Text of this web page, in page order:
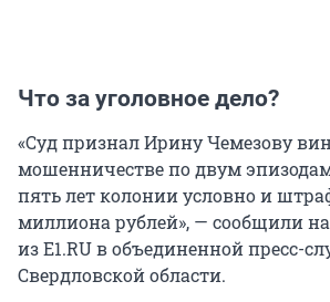
Что за уголовное дело?
«Суд признал Ирину Чемезову
мошенничестве по двум
пять лет колонии условно и
миллиона рублей», — сообщили
из E1.RU в объединенной пресс-
Свердловской области.